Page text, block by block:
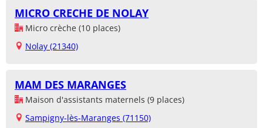
MICRO CRECHE DE NOLAY
Micro crèche (10 places)
Nolay (21340)
MAM DES MARANGES
Maison d'assistants maternels (9 places)
Sampigny-lès-Maranges (71150)